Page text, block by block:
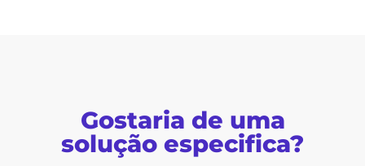
Gostaria de uma
solução especifica?